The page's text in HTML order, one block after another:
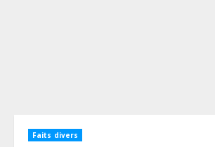
Faits divers